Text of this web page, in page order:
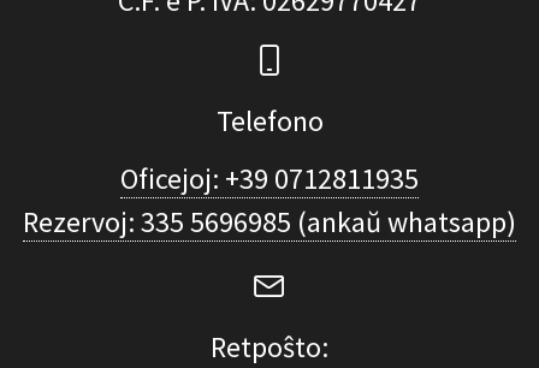
Telefono
Oficejoj: +39 0712811935
Rezervoj: 335 5696985 (ankaŭ whatsapp)
Retpoŝto: